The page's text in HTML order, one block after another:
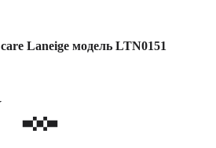
Laneige модель LTN0151